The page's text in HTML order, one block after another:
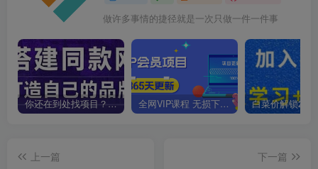
做许多事情的捷径就是一次只做一件一件事
你还在到处找项目？还在当韭菜？我靠卖项目一个月收入5万+，曾经我也是个失败者。 全网VIP课程 无损下载~
上一篇
下一篇